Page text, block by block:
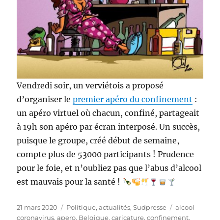
Vendredi soir, un verviétois a proposé
d’organiser lepremier apéro du confinement :
un apéro virtuel où chacun, confiné, partageait
à 19h son apéro par écran interposé. Un succès,
puisque le groupe, créé début de semaine,
compte plus de 53000 participants ! Prudence
pour le foie, et n’oubliez pas que l’abus d’alcool
est mauvais pour la santé !
Publié
le
21 mars 2020 Catégories
Politique, actualités,Sudpresse Étiquettes
alcool
coronavirus,apero, Belgique,caricature,confinement,